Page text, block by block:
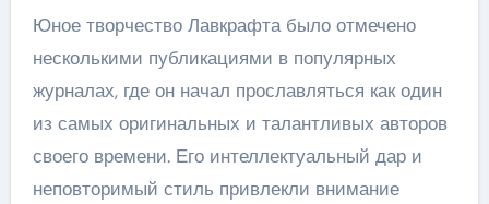
Юное творчество Лавкрафта было отмечено
несколькими публикациями в популярных
журналах, где он начал прославляться как один
из самых оригинальных и талантливых авторов
своего времени. Его интеллектуальный дар и
неповторимый стиль привлекли внимание